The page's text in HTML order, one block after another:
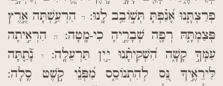
פְרַצְתָּ֑נוּ אָ֝נַ֗פְתָּ תְּשׁ֣וֹבֵ֥ב לָֽנוּ:ד
הִרְעַ֣שְׁתָּה אֶ֣רֶץ
פְּצַמְתָּ֑הּ רְפָ֖ה שְׁבָרֶ֣יהָ כִי-מָֽטָה:
ההִרְאִ֣יתָה
עַמְּךָ֣ קָשָׁ֑ה הִ֝שְׁקִיתָ֗נוּ יַ֣יִן תַּרְעֵלָֽה:
ו
נָ֘תַ֤תָּה
לִּירֵאֶ֣יךָ נֵּ֭ס לְהִתְנוֹסֵ֑ס מִ֝פְּנֵ֗י קֹ֣שֶׁט סֶֽלָה: